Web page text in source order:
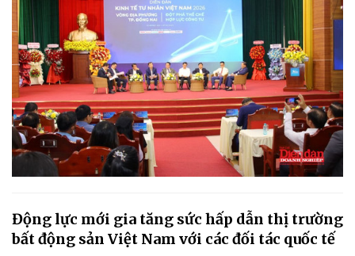
Động lực mới gia tăng sức hấp dẫn thị trường
bất động sản Việt Nam với các đối tác quốc tế